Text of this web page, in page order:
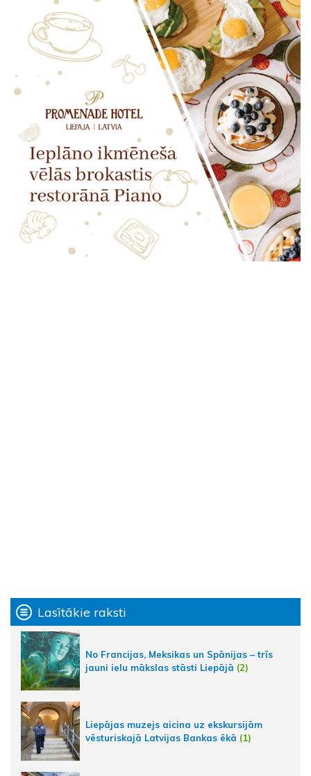
Lasītākie raksti
No Francijas, Meksikas un Spānijas – trīs
jauni ielu mākslas stāsti Liepājā (2)
Liepājas muzejs aicina uz ekskursijām
vēsturiskajā Latvijas Bankas ēkā (1)